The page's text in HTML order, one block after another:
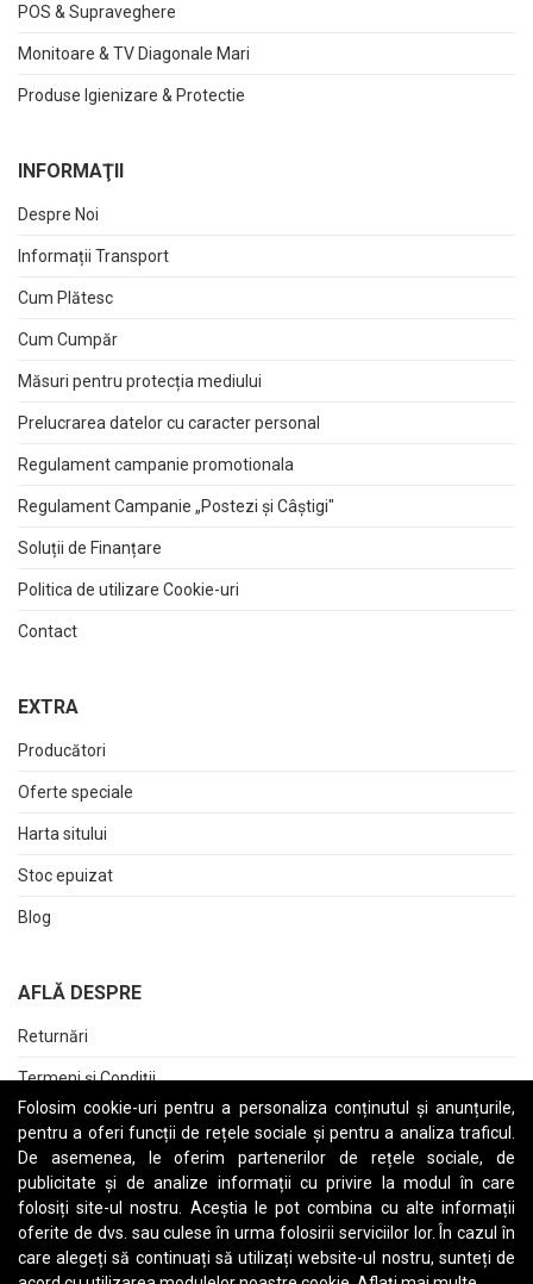
Folosim cookie-uri pentru a personaliza conținutul și anunțurile,
pentru a oferi funcții de rețele sociale și pentru a analiza traficul.
De asemenea, le oferim partenerilor de rețele sociale, de
publicitate și de analize informații cu privire la modul în care
folosiți site-ul nostru. Aceștia le pot combina cu alte informații
oferite de dvs. sau culese în urma folosirii serviciilor lor. În cazul în
care alegeți să continuați să utilizați website-ul nostru, sunteți de
POS & Supraveghere
Monitoare & TV Diagonale Mari
Produse Igienizare & Protectie
INFORMAŢII
Despre Noi
Informații Transport
Cum Plătesc
Cum Cumpăr
Măsuri pentru protecția mediului
Prelucrarea datelor cu caracter personal
Regulament campanie promotionala
Regulament Campanie „Postezi și Câștigi"
Soluții de Finanțare
Politica de utilizare Cookie-uri
Contact
EXTRA
Producători
Oferte speciale
Harta sitului
Stoc epuizat
Blog
AFLĂ DESPRE
Returnări
Termeni și Condiții
Raport date personale
Cerere stergere cont
ABCDEFGHIJKLMNOPQRSTUV WXYZ